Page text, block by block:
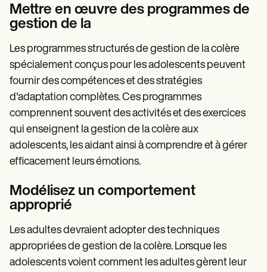
Mettre en œuvre des programmes de
gestion de la
Les programmes structurés de gestion de la colère
spécialement conçus pour les adolescents peuvent
fournir des compétences et des stratégies
d'adaptation complètes. Ces programmes
comprennent souvent des activités et des exercices
qui enseignent la gestion de la colère aux
adolescents, les aidant ainsi à comprendre et à gérer
efficacement leurs émotions.
Modélisez un comportement
approprié
Les adultes devraient adopter des techniques
appropriées de gestion de la colère. Lorsque les
adolescents voient comment les adultes gèrent leur